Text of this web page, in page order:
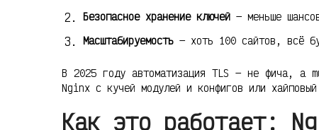
Безопасное хранение ключей — меньше
Масштабируемость — хоть 100 сайтов, всё
В 2025 году автоматизация TLS — не фича, а
Nginx с кучей модулей и конфигов или
Как это работает: